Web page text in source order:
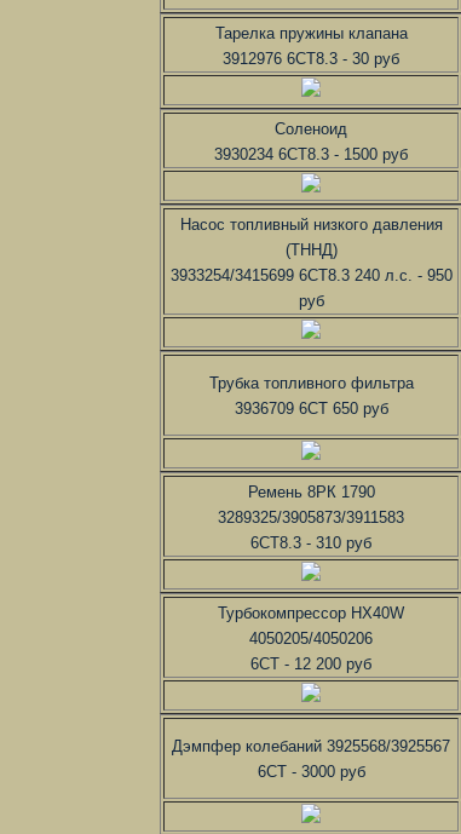
Тарелка пружины клапана
3912976 6CT8.3 - 30 руб
Соленоид
3930234 6CT8.3 - 1500 руб
Насос топливный низкого давления
(ТННД)
3933254/3415699 6CT8.3 240 л.с. - 950
руб
Трубка топливного фильтра
3936709 6CT 650 руб
Ремень 8РК 1790
3289325/3905873/3911583
6CT8.3 - 310 руб
Турбокомпрессор HX40W
4050205/4050206
6CT - 12 200 руб
Дэмпфер колебаний 3925568/3925567
6CT - 3000 руб